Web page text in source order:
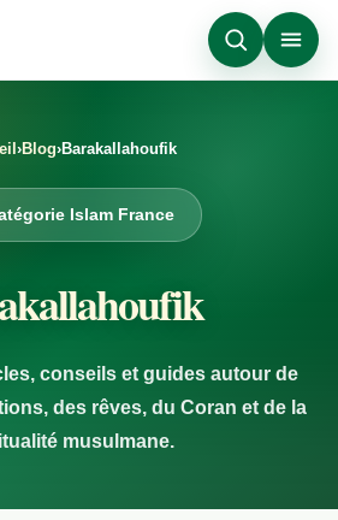
›Blog›Barakallahoufik
Islam France
conseils et guides autour de
des rêves, du Coran et de la
musulmane.